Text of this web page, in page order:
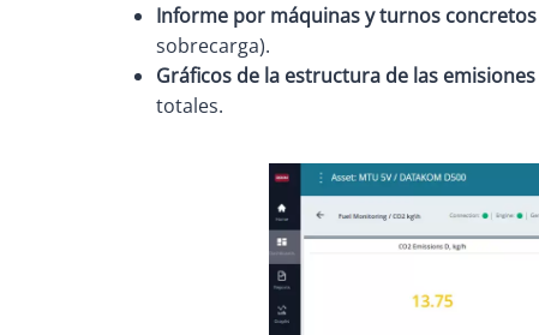
Informe por máquinas y turnos concretos
sobrecarga).
Gráficos de la estructura de las emisiones
totales.